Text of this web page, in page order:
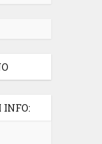
i
Velika